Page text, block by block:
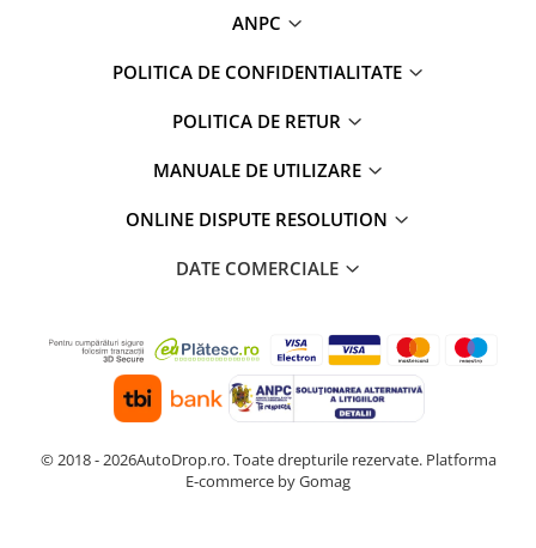
ANPC
POLITICA DE CONFIDENTIALITATE
POLITICA DE RETUR
MANUALE DE UTILIZARE
ONLINE DISPUTE RESOLUTION
DATE COMERCIALE
© 2018 - 2026AutoDrop.ro. Toate drepturile rezervate. Platforma
E-commerce by Gomag